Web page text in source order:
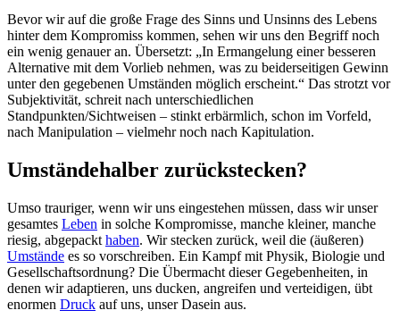
Bevor wir auf die große Frage des Sinns und Unsinns des Lebens
hinter dem Kompromiss kommen, sehen wir uns den Begriff noch
ein wenig genauer an. Übersetzt: „In Ermangelung einer besseren
Alternative mit dem Vorlieb nehmen, was zu beiderseitigen Gewinn
unter den gegebenen Umständen möglich erscheint.“ Das strotzt vor
Subjektivität, schreit nach unterschiedlichen
Standpunkten/Sichtweisen – stinkt erbärmlich, schon im Vorfeld,
nach Manipulation – vielmehr noch nach Kapitulation.
Umständehalber zurückstecken?
Umso trauriger, wenn wir uns eingestehen müssen, dass wir unser
gesamtes Leben in solche Kompromisse, manche kleiner, manche
riesig, abgepackt haben. Wir stecken zurück, weil die (äußeren)
Umstände es so vorschreiben. Ein Kampf mit Physik, Biologie und
Gesellschaftsordnung? Die Übermacht dieser Gegebenheiten, in
denen wir adaptieren, uns ducken, angreifen und verteidigen, übt
enormen Druck auf uns, unser Dasein aus.